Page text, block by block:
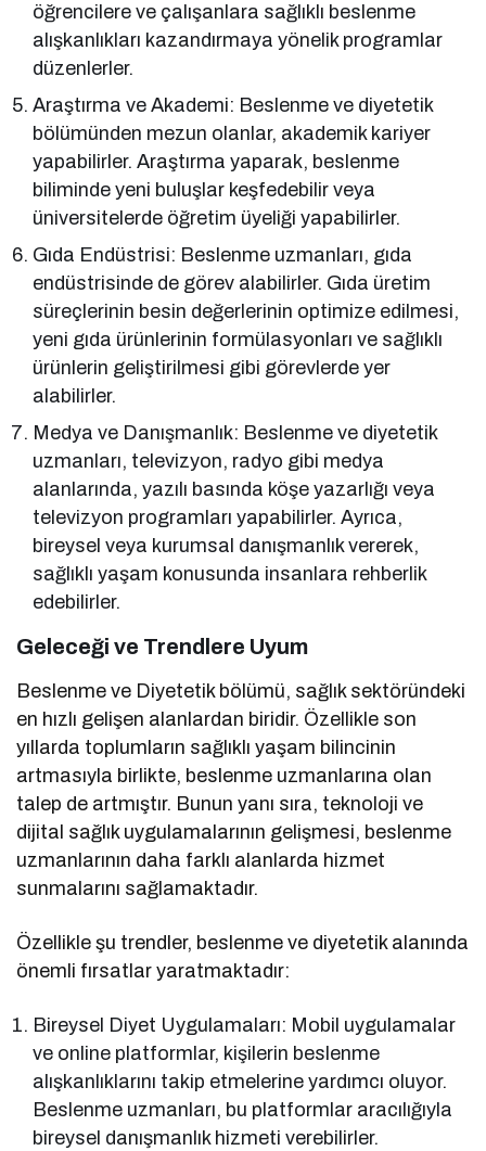
öğrencilere ve çalışanlara sağlıklı beslenme
alışkanlıkları kazandırmaya yönelik programlar
düzenlerler.
Araştırma ve Akademi: Beslenme ve diyetetik
bölümünden mezun olanlar, akademik kariyer
yapabilirler. Araştırma yaparak, beslenme
biliminde yeni buluşlar keşfedebilir veya
üniversitelerde öğretim üyeliği yapabilirler.
Gıda Endüstrisi: Beslenme uzmanları, gıda
endüstrisinde de görev alabilirler. Gıda üretim
süreçlerinin besin değerlerinin optimize edilmesi,
yeni gıda ürünlerinin formülasyonları ve sağlıklı
ürünlerin geliştirilmesi gibi görevlerde yer
alabilirler.
Medya ve Danışmanlık: Beslenme ve diyetetik
uzmanları, televizyon, radyo gibi medya
alanlarında, yazılı basında köşe yazarlığı veya
televizyon programları yapabilirler. Ayrıca,
bireysel veya kurumsal danışmanlık vererek,
sağlıklı yaşam konusunda insanlara rehberlik
edebilirler.
Geleceği ve Trendlere Uyum
Beslenme ve Diyetetik bölümü, sağlık sektöründeki
en hızlı gelişen alanlardan biridir. Özellikle son
yıllarda toplumların sağlıklı yaşam bilincinin
artmasıyla birlikte, beslenme uzmanlarına olan
talep de artmıştır. Bunun yanı sıra, teknoloji ve
dijital sağlık uygulamalarının gelişmesi, beslenme
uzmanlarının daha farklı alanlarda hizmet
sunmalarını sağlamaktadır.
Özellikle şu trendler, beslenme ve diyetetik alanında
önemli fırsatlar yaratmaktadır:
Bireysel Diyet Uygulamaları: Mobil uygulamalar
ve online platformlar, kişilerin beslenme
alışkanlıklarını takip etmelerine yardımcı oluyor.
Beslenme uzmanları, bu platformlar aracılığıyla
bireysel danışmanlık hizmeti verebilirler.